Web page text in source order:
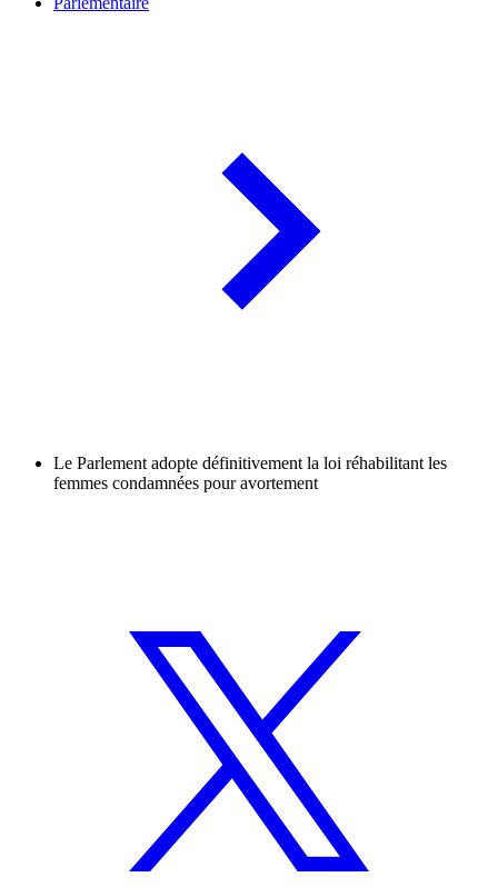
Le Parlement adopte définitivement la loi réhabilitant les
femmes condamnées pour avortement